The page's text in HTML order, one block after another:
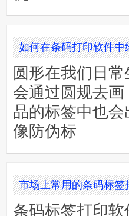
如何在条码打印软件中
圆形在我们日
会通过圆规去
品的标签中也
像防伪标
市场上常用的条码标签
条码标签打印